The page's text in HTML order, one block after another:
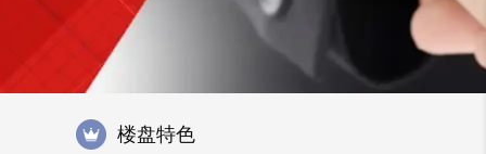
楼盘特色